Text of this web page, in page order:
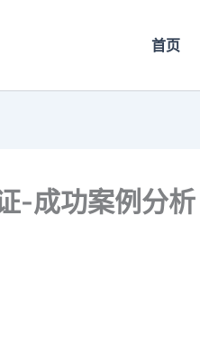
首页
-成功案例分析